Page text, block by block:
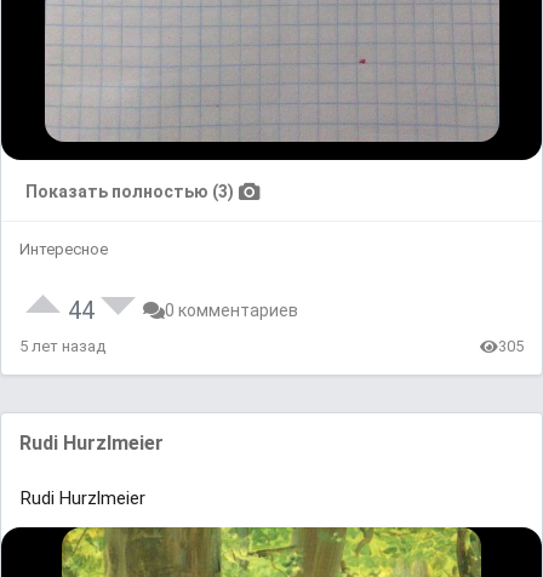
Показать полностью (3)
Интересное
44 0 комментариев
5 лет назад 305
Rudi Hurzlmeier
Rudi Hurzlmeier